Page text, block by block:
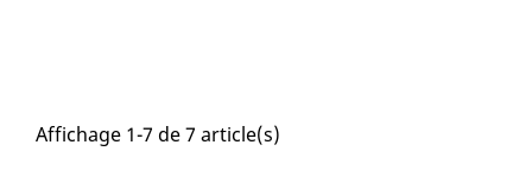
Affichage 1-7 de 7 article(s)